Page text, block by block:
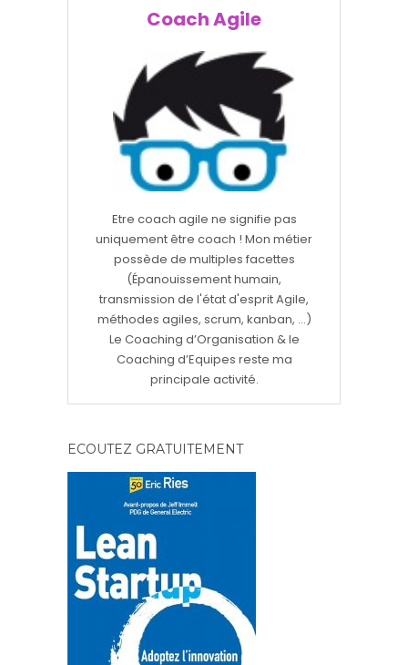
Coach Agile
Etre coach agile ne signifie pas
uniquement être coach ! Mon métier
possède de multiples facettes
(Épanouissement humain,
transmission de l'état d'esprit Agile,
méthodes agiles, scrum, kanban, ...)
Le Coaching d’Organisation & le
Coaching d’Equipes reste ma
principale activité.
ECOUTEZ GRATUITEMENT